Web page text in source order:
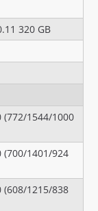
320 GB
(772/1544/1000
(700/1401/924
(608/1215/838